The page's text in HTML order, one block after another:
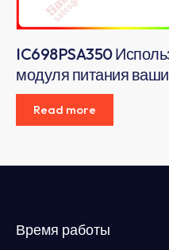
IC698PSA350
модуля питания
Read more
Время работы